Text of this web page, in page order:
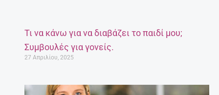
Τι να κάνω για να διαβάζει το παιδί μου;
Συμβουλές για γονείς.
27 Απριλίου, 2025